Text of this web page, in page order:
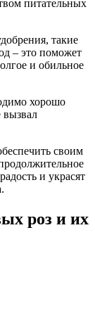
питательных
такие
– это поможет
и обильное
хорошо
вызвал
своим
и украсят
роз и их